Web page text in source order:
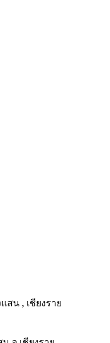
สน , เชียงราย